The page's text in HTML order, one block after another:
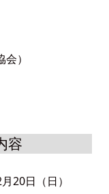
）
容
20日（日）